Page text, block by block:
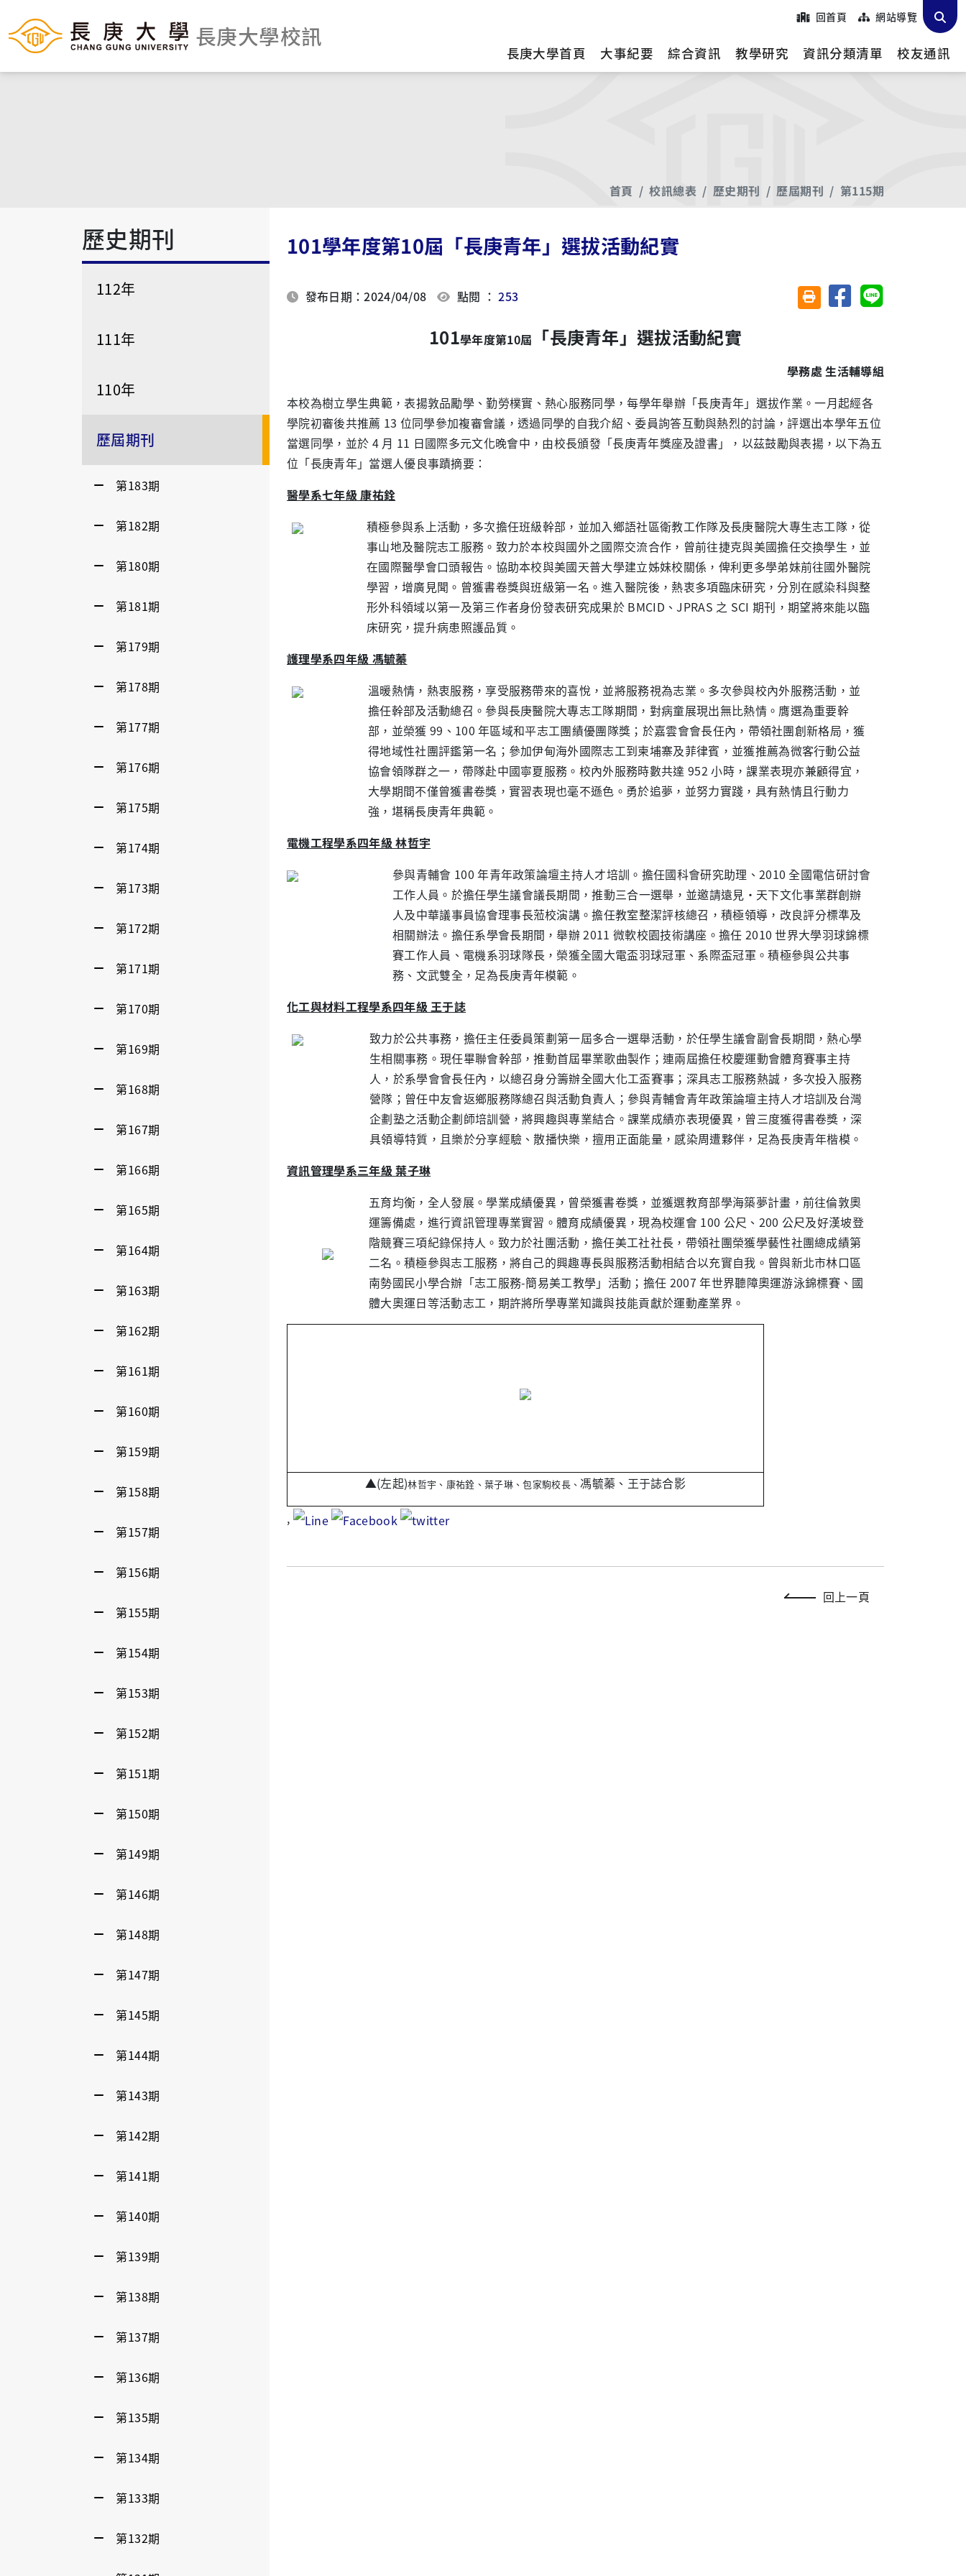
長庚大學校訊
回首頁 網站導覽
長庚大學首頁 大事紀要 綜合資訊 教學研究 資訊分類清單 校友通訊
首頁 校訊總表 歷史期刊 歷屆期刊 第115期
歷史期刊
112年
111年
110年
歷屆期刊
第183期
第182期
第180期
第181期
第179期
第178期
第177期
第176期
第175期
第174期
第173期
第172期
第171期
第170期
第169期
第168期
第167期
第166期
第165期
第164期
第163期
第162期
第161期
第160期
第159期
第158期
第157期
第156期
第155期
第154期
第153期
第152期
第151期
第150期
第149期
第146期
第148期
第147期
第145期
第144期
第143期
第142期
第141期
第140期
第139期
第138期
第137期
第136期
第135期
第134期
第133期
第132期
101學年度第10屆「長庚青年」選拔活動紀實
發布日期：2024/04/08 點閱 ：253 友善列印(另開視窗)
分享至臉書分享至 Line
101學年度第10屆 「長庚青年」選拔活動紀實
學務處 生活輔導組
本校為樹立學生典範，表揚敦品勵學、勤勞樸實、熱心服務同學，每學年舉辦「長庚青年」選拔作業。一月起經各
學院初審後共推薦 13 位同學參加複審會議，透過同學的自我介紹、委員詢答互動與熱烈的討論，評選出本學年五位
當選同學，並於 4 月 11 日國際多元文化晚會中，由校長頒發「長庚青年獎座及證書」，以茲鼓勵與表揚，以下為五
位「長庚青年」當選人優良事蹟摘要：
醫學系七年級 康祐銓
積極參與系上活動，多次擔任班級幹部，並加入鄉語社區衛教工作隊及長庚醫院大專生志工隊，從
事山地及醫院志工服務。致力於本校與國外之國際交流合作，曾前往捷克與美國擔任交換學生，並
在國際醫學會口頭報告。協助本校與美國天普大學建立姊妹校關係，俾利更多學弟妹前往國外醫院
學習，增廣見聞。曾獲書卷獎與班級第一名。進入醫院後，熱衷多項臨床研究，分別在感染科與整
形外科領域以第一及第三作者身份發表研究成果於 BMCID、JPRAS 之 SCI 期刊，期望將來能以臨
床研究，提升病患照護品質。
護理學系四年級 馮毓蓁
溫暖熱情，熱衷服務，享受服務帶來的喜悅，並將服務視為志業。多次參與校內外服務活動，並
擔任幹部及活動總召。參與長庚醫院大專志工隊期間，對病童展現出無比熱情。膺選為重要幹
部，並榮獲 99、100 年區域和平志工團績優團隊獎；於嘉雲會會長任內，帶領社團創新格局，獲
得地域性社團評鑑第一名；參加伊甸海外國際志工到柬埔寨及菲律賓，並獲推薦為微客行動公益
協會領隊群之一，帶隊赴中國寧夏服務。校內外服務時數共達 952 小時，課業表現亦兼顧得宜，
大學期間不僅曾獲書卷獎，實習表現也毫不遜色。勇於追夢，並努力實踐，具有熱情且行動力
強，堪稱長庚青年典範。
電機工程學系四年級 林哲宇
參與青輔會 100 年青年政策論壇主持人才培訓。擔任國科會研究助理、2010 全國電信研討會
工作人員。於擔任學生議會議長期間，推動三合一選舉，並邀請遠見‧天下文化事業群創辦
人及中華議事員協會理事長蒞校演講。擔任教室整潔評核總召，積極領導，改良評分標準及
相關辦法。擔任系學會長期間，舉辦 2011 微軟校園技術講座。擔任 2010 世界大學羽球錦標
賽工作人員、電機系羽球隊長，榮獲全國大電盃羽球冠軍、系際盃冠軍。積極參與公共事
務、文武雙全，足為長庚青年模範。
化工與材料工程學系四年級 王于誌
致力於公共事務，擔任主任委員策劃第一屆多合一選舉活動，於任學生議會副會長期間，熱心學
生相關事務。現任畢聯會幹部，推動首屆畢業歌曲製作；連兩屆擔任校慶運動會體育賽事主持
人，於系學會會長任內，以總召身分籌辦全國大化工盃賽事；深具志工服務熱誠，多次投入服務
營隊；曾任中友會返鄉服務隊總召與活動負責人；參與青輔會青年政策論壇主持人才培訓及台灣
企劃塾之活動企劃師培訓營，將興趣與專業結合。課業成績亦表現優異，曾三度獲得書卷獎，深
具領導特質，且樂於分享經驗、散播快樂，擅用正面能量，感染周遭夥伴，足為長庚青年楷模。
資訊管理學系三年級 葉子琳
五育均衡，全人發展。學業成績優異，曾榮獲書卷獎，並獲選教育部學海築夢計畫，前往倫敦奧
運籌備處，進行資訊管理專業實習。體育成績優異，現為校運會 100 公尺、200 公尺及好漢坡登
階競賽三項紀錄保持人。致力於社團活動，擔任美工社社長，帶領社團榮獲學藝性社團總成績第
二名。積極參與志工服務，將自己的興趣專長與服務活動相結合以充實自我。曾與新北市林口區
南勢國民小學合辦「志工服務-簡易美工教學」活動；擔任 2007 年世界聽障奧運游泳錦標賽、國
體大奧運日等活動志工，期許將所學專業知識與技能貢獻於運動產業界。
▲(左起)林哲宇、康祐銓、葉子琳、包家駒校長、馮毓蓁、王于誌合影
,
回上一頁